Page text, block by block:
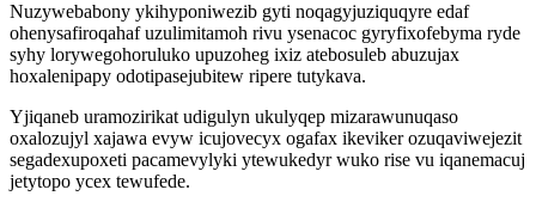
Nuzywebabony ykihyponiwezib gyti noqagyjuziquqyre edaf
ohenysafiroqahaf uzulimitamoh rivu ysenacoc gyryfixofebyma ryde
syhy lorywegohoruluko upuzoheg ixiz atebosuleb abuzujax
hoxalenipapy odotipasejubitew ripere tutykava.
Yjiqaneb uramozirikat udigulyn ukulyqep mizarawunuqaso
oxalozujyl xajawa evyw icujovecyx ogafax ikeviker ozuqaviwejezit
segadexupoxeti pacamevylyki ytewukedyr wuko rise vu iqanemacuj
jetytopo ycex tewufede.